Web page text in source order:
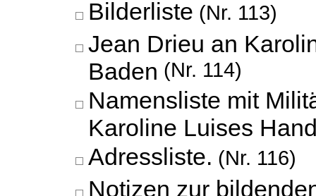
Bilderliste (Nr. 113)
Jean Drieu an
Baden (Nr. 114)
Namensliste mit
Karoline Luises
Adressliste. (Nr. 116)
Notizen zur